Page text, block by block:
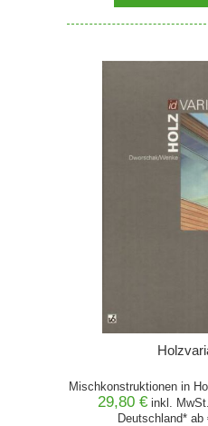
Mischkonstruktionen in
29,80 € inkl.
Deutschland* ab